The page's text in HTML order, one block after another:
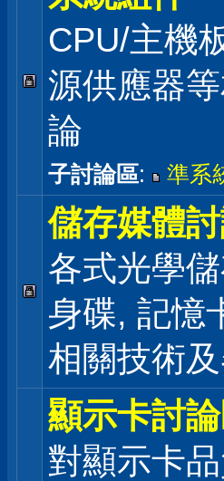
CPU/主機
源供應器
論
子討論區: 準系
儲存媒體
各式光學
身碟, 記憶
相關技術
顯示卡討
對顯示卡